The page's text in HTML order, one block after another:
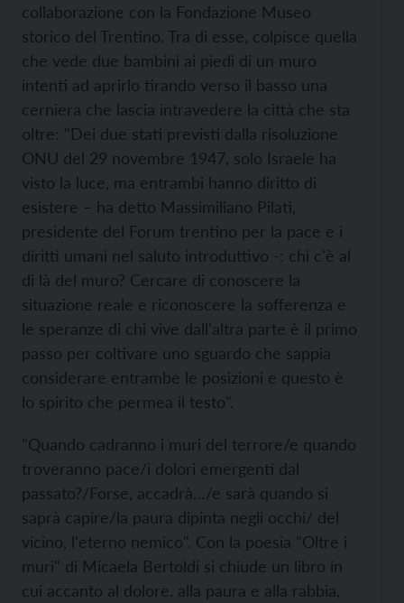
collaborazione con la Fondazione Museo
storico del Trentino. Tra di esse, colpisce quella
che vede due bambini ai piedi di un muro
intenti ad aprirlo tirando verso il basso una
cerniera che lascia intravedere la città che sta
oltre: "Dei due stati previsti dalla risoluzione
ONU del 29 novembre 1947, solo Israele ha
visto la luce, ma entrambi hanno diritto di
esistere – ha detto Massimiliano Pilati,
presidente del Forum trentino per la pace e i
diritti umani nel saluto introduttivo -: chi c'è al
di là del muro? Cercare di conoscere la
situazione reale e riconoscere la sofferenza e
le speranze di chi vive dall'altra parte è il primo
passo per coltivare uno sguardo che sappia
considerare entrambe le posizioni e questo è
lo spirito che permea il testo".
"Quando cadranno i muri del terrore/e quando
troveranno pace/i dolori emergenti dal
passato?/Forse, accadrà…/e sarà quando si
saprà capire/la paura dipinta negli occhi/ del
vicino, l'eterno nemico". Con la poesia "Oltre i
muri" di Micaela Bertoldi si chiude un libro in
cui accanto al dolore, alla paura e alla rabbia,